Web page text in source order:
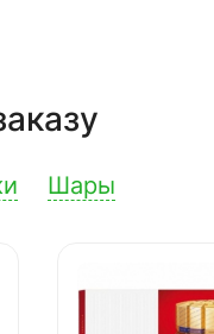
Шары